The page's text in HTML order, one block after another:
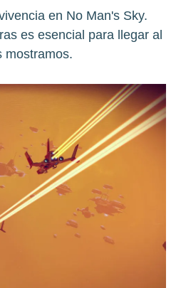
en No Man's Sky.
es esencial para llegar al
mostramos.